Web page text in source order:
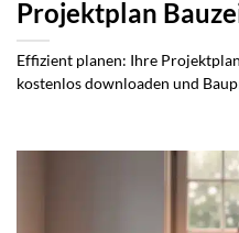
Projektplan
Effizient planen: Ihre
kostenlos downloaden und